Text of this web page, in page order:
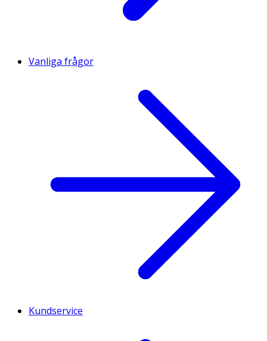
Vanliga frågor
Kundservice